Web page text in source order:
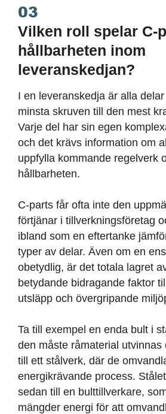
03
Vilken roll spelar C-
hållbarheten inom
leveranskedjan?
I en leveranskedja är alla
minsta skruven till den mest
Varje del har sin egen
och det krävs information om
uppfylla kommande regelverk
hållbarheten.
C-parts får ofta inte den
förtjänar i tillverkningsföretag
ibland som en eftertanke
typer av delar. Även om en
obetydlig, är det totala lagret
betydande bidragande faktor
utsläpp och övergripande
Ta till exempel en enda bult i
den måste råmaterial utvinnas
till ett stålverk, där de
energikrävande process.
sedan till en bulttillverkare,
mängder energi för att